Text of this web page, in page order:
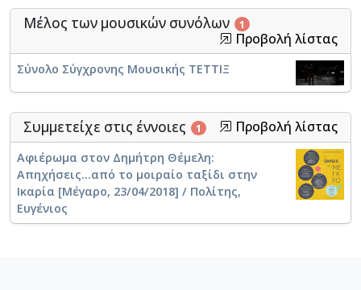
Μέλος των μουσικών συνόλων 1
Προβολή λίστας
Σύνολο Σύγχρονης Μουσικής ΤΕΤΤΙΞ
Συμμετείχε στις έννοιες 1 Προβολή λίστας
Αφιέρωμα στον Δημήτρη Θέμελη:
Απηχήσεις...από το μοιραίο ταξίδι στην
Ικαρία [Μέγαρο, 23/04/2018] / Πολίτης,
Ευγένιος